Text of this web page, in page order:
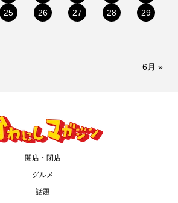
25 26 27 28 29
6月 »
開店・閉店
グルメ
話題